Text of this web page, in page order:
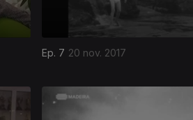
Ep. 7 20 nov. 2017